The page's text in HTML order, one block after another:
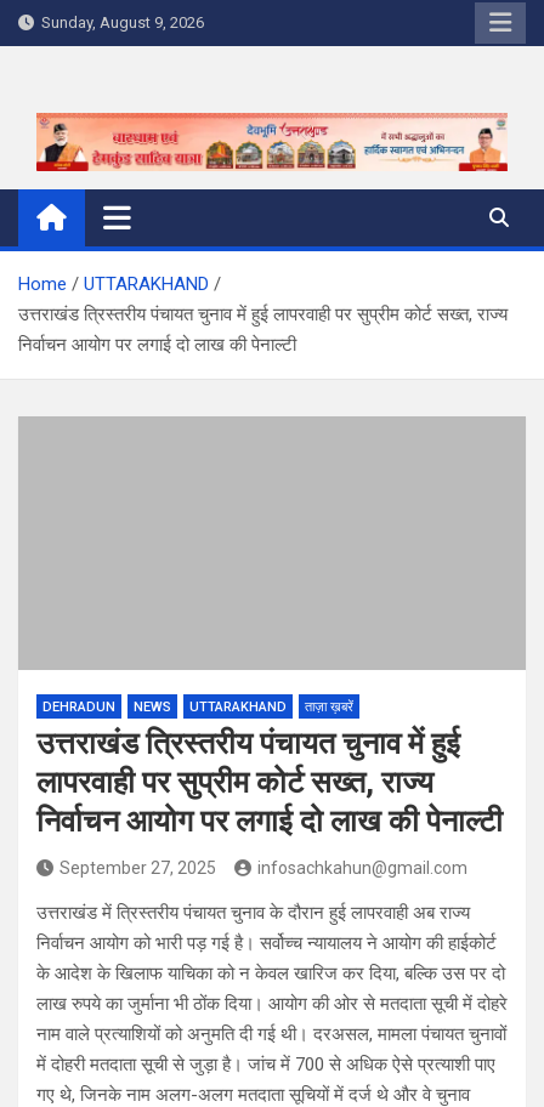
Skip
to
Sunday, August 9, 2026
Home
UTTARAKHAND
उत्तराखंड त्रिस्तरीय पंचायत चुनाव में हुई लापरवाही पर सुप्रीम कोर्ट सख्त, राज्य
निर्वाचन आयोग पर लगाई दो लाख की पेनाल्टी
DEHRADUN NEWS UTTARAKHAND ताज़ा ख़बरें
उत्तराखंड त्रिस्तरीय पंचायत चुनाव में हुई
लापरवाही पर सुप्रीम कोर्ट सख्त, राज्य
निर्वाचन आयोग पर लगाई दो लाख की पेनाल्टी
September 27, 2025 infosachkahun@gmail.com
उत्तराखंड में त्रिस्तरीय पंचायत चुनाव के दौरान हुई लापरवाही अब राज्य
निर्वाचन आयोग को भारी पड़ गई है। सर्वोच्च न्यायालय ने आयोग की हाईकोर्ट
के आदेश के खिलाफ याचिका को न केवल खारिज कर दिया, बल्कि उस पर दो
लाख रुपये का जुर्माना भी ठोंक दिया। आयोग की ओर से मतदाता सूची में दोहरे
नाम वाले प्रत्याशियों को अनुमति दी गई थी। दरअसल, मामला पंचायत चुनावों
में दोहरी मतदाता सूची से जुड़ा है। जांच में 700 से अधिक ऐसे प्रत्याशी पाए
गए थे, जिनके नाम अलग-अलग मतदाता सूचियों में दर्ज थे और वे चुनाव